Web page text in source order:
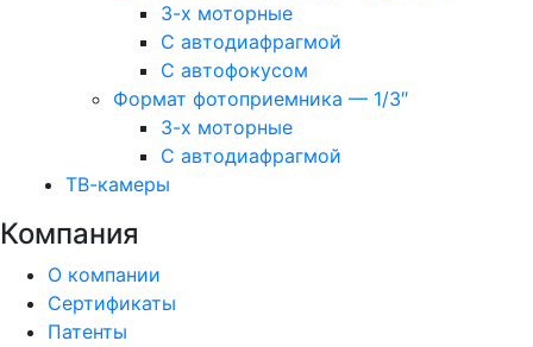
3-х моторные
С автодиафрагмой
С автофокусом
Формат фотоприемника — 1/3″
3-х моторные
С автодиафрагмой
ТВ-камеры
Компания
О компании
Сертификаты
Патенты